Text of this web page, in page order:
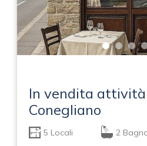
In vendita
Conegliano
5 Locali 2